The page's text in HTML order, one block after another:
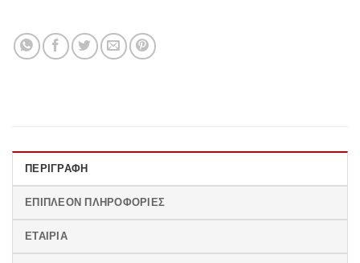
ΠΕΡΙΓΡΑΦΉ
ΕΠΙΠΛΈΟΝ ΠΛΗΡΟΦΟΡΊΕΣ
ΕΤΑΙΡΊΑ